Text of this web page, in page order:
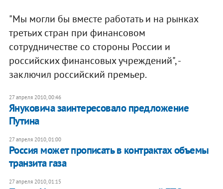
"Мы могли бы вместе работать и на рынках
третьих стран при финансовом
сотрудничестве со стороны России и
российских финансовых учреждений", -
заключил российский премьер.
27 апреля 2010, 00:46
Януковича заинтересовало предложение
Путина
27 апреля 2010, 01:00
Россия может прописать в контрактах объемы
транзита газа
27 апреля 2010, 01:15